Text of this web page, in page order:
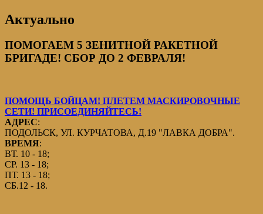
Актуально
ПОМОГАЕМ 5 ЗЕНИТНОЙ РАКЕТНОЙ
БРИГАДЕ! СБОР ДО 2 ФЕВРАЛЯ!
ПОМОЩЬ БОЙЦАМ! ПЛЕТЕМ МАСКИРОВОЧНЫЕ
СЕТИ! ПРИСОЕДИНЯЙТЕСЬ!
АДРЕС:
ПОДОЛЬСК, УЛ. КУРЧАТОВА, Д.19 "ЛАВКА ДОБРА".
ВРЕМЯ:
ВТ. 10 - 18;
СР. 13 - 18;
ПТ. 13 - 18;
СБ.12 - 18.